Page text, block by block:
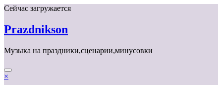
Перейти
содержимому
Сейчас загружается
Prazdnikson
Музыка на праздники,сценарии,минусовки
×